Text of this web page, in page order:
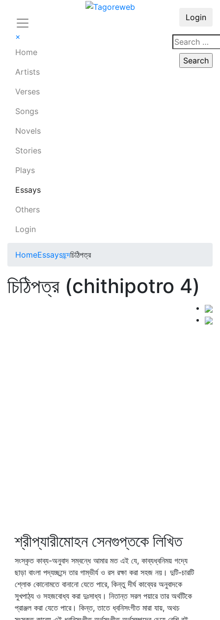
×
Home
Artists
Verses
Songs
Novels
Stories
Plays
Essays
Others
Login
Login
HomeEssaysছন্দচিঠিপত্র
চিঠিপত্র (chithipotro 4)
শ্রীপ্যারীমোহন সেনগুপ্তকে লিখিত
সংস্কৃত কাব্য-অনুবাদ সম্বন্ধে আমার মত এই যে, কাব্যধ্বনিময় গদ্যে
ছাড়া বাংলা পদ্যচ্ছন্দে তার গাম্ভীর্য ও রস রক্ষা করা সহজ নয়। দুটি-চারটি
শ্লোক কোনোমতে বানানো যেতে পারে, কিন্তু দীর্ঘ কাব্যের অনুবাদকে
সুখপাঠ্য ও সহজবোধ্য করা দুঃসাধ্য। নিতান্ত সরল পয়ারে তার অর্থটিকে
প্রাঞ্জল করা যেতে পারে। কিন্ত, তাতে ধ্বনিসংগীত মারা যায়, অথচ